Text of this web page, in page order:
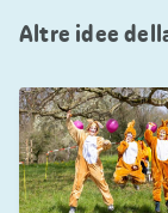
Altre idee